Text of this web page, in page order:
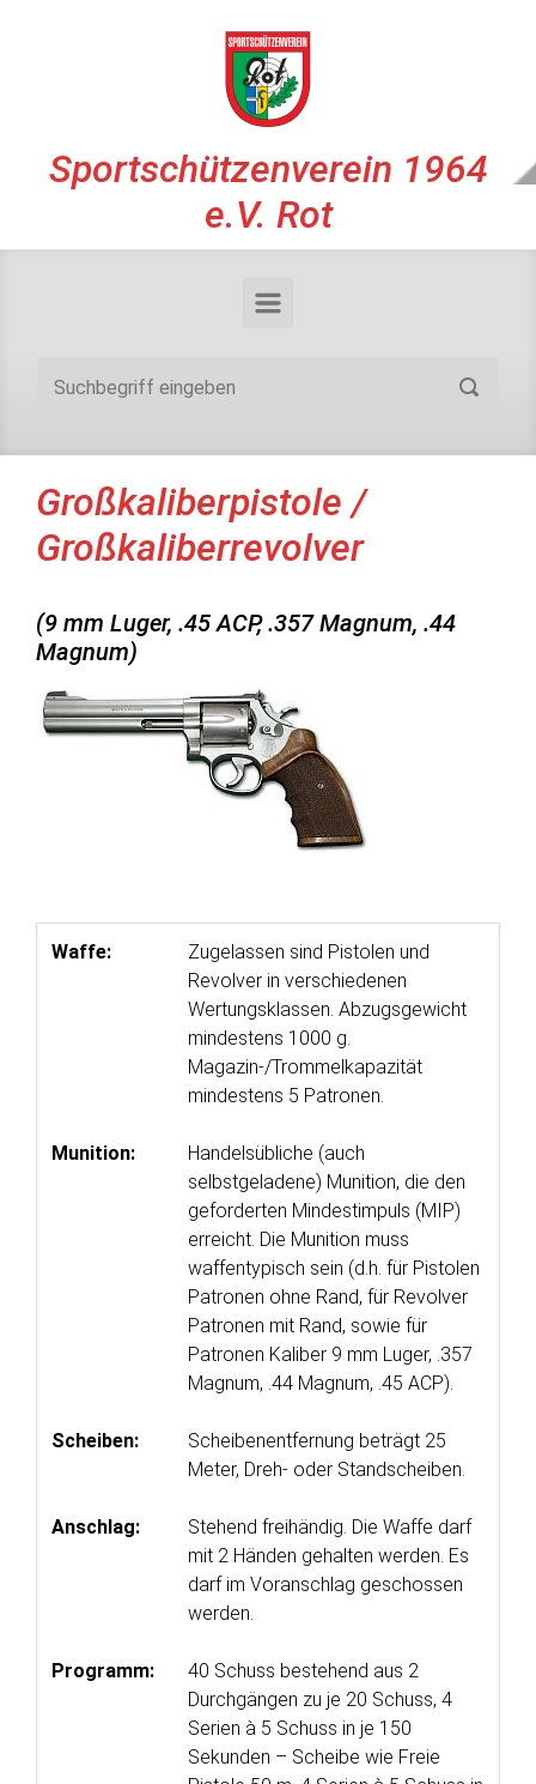
Zum Hauptinhalt springen
Sportschützenverein 1964
e.V. Rot
Großkaliberpistole /
Großkaliberrevolver
(9 mm Luger, .45 ACP, .357 Magnum, .44
Magnum)
Waffe:
Zugelassen sind Pistolen und
Revolver in verschiedenen
Wertungsklassen. Abzugsgewicht
mindestens 1000 g.
Magazin-/Trommelkapazität
mindestens 5 Patronen.
Munition:
Handelsübliche (auch
selbstgeladene) Munition, die den
geforderten Mindestimpuls (MIP)
erreicht. Die Munition muss
waffentypisch sein (d.h. für Pistolen
Patronen ohne Rand, für Revolver
Patronen mit Rand, sowie für
Patronen Kaliber 9 mm Luger, .357
Magnum, .44 Magnum, .45 ACP).
Scheiben:
Scheibenentfernung beträgt 25
Meter, Dreh- oder Standscheiben.
Anschlag:
Stehend freihändig. Die Waffe darf
mit 2 Händen gehalten werden. Es
darf im Voranschlag geschossen
werden.
Programm:
40 Schuss bestehend aus 2
Durchgängen zu je 20 Schuss, 4
Serien à 5 Schuss in je 150
Sekunden – Scheibe wie Freie